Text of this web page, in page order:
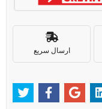
ارسال سريع